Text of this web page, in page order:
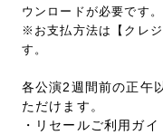
ウンロードが必要です。
※お支払方法は【クレ
す。
各公演2週間前の正午
ただけます。
・リセールご利用ガイ